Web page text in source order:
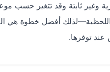
وغير ثابتة وقد تتغير
اللحظية—لذلك أفضل خطوة هي
توفرها.